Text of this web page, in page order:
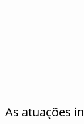
As atuações